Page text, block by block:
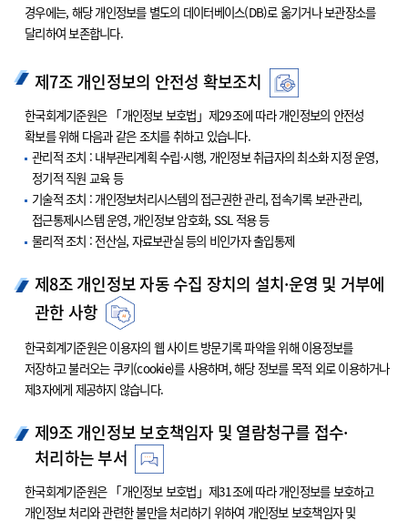
경우에는, 해당 개인정보를 별도의 데이터베이스(DB)로 옮기거나 보관장소를
달리하여 보존합니다.
제7조 개인정보의 안전성 확보조치
한국회계기준원은 「개인정보 보호법」제29조에 따라 개인정보의 안전성
확보를 위해 다음과 같은 조치를 취하고 있습니다.
관리적 조치 : 내부관리계획 수립·시행, 개인정보 취급자의 최소화 지정 운영,
정기적 직원 교육 등
기술적 조치 : 개인정보처리시스템의 접근권한 관리, 접속기록 보관·관리,
접근통제시스템 운영, 개인정보 암호화, SSL 적용 등
물리적 조치 : 전산실, 자료보관실 등의 비인가자 출입통제
제8조 개인정보 자동 수집 장치의 설치·운영 및 거부에
관한 사항
한국회계기준원은 이용자의 웹 사이트 방문기록 파악을 위해 이용정보를
저장하고 불러오는 쿠키(cookie)를 사용하며, 해당 정보를 목적 외로 이용하거나
제3자에게 제공하지 않습니다.
제9조 개인정보 보호책임자 및 열람청구를 접수·
처리하는 부서
한국회계기준원은 「개인정보 보호법」제31조에 따라 개인정보를 보호하고
개인정보 처리와 관련한 불만을 처리하기 위하여 개인정보 보호책임자 및